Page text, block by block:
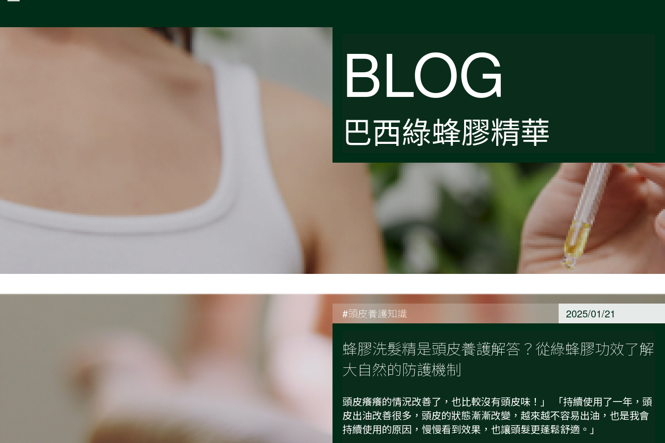
BLOG
巴西綠蜂膠精華
#頭皮養護知識 2025/01/21
蜂膠洗髮精是頭皮養護解答？從綠蜂膠功效了解
大自然的防護機制
頭皮癢癢的情況改善了，也比較沒有頭皮味！」 「持續使用了一年，頭
皮出油改善很多，頭皮的狀態漸漸改變，越來越不容易出油，也是我會
持續使用的原因，慢慢看到效果，也讓頭髮更蓬鬆舒適。」